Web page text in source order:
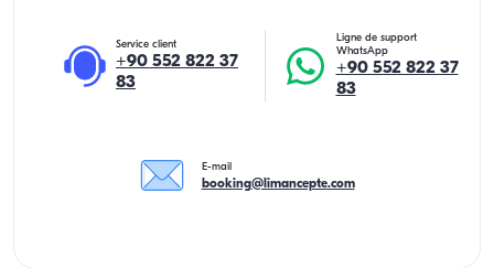
Service client
+90 552 822 37
83
Ligne de support
WhatsApp
+90 552 822 37
83
E-mail
booking@limancepte.com